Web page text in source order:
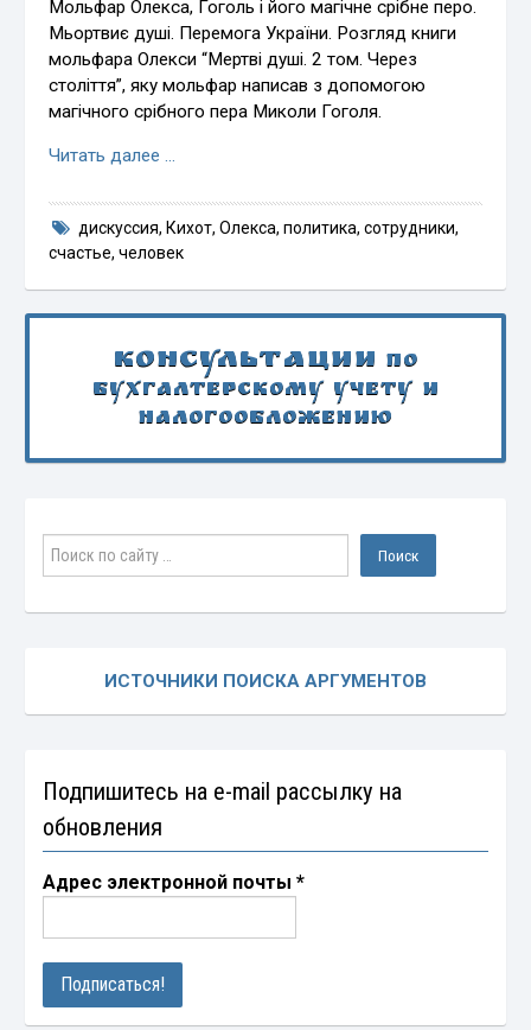
Мольфар Олекса, Гоголь і його магічне срібне перо.
Мьортвиє душі. Перемога України. Розгляд книги
мольфара Олекси “Мертві душі. 2 том. Через
століття”, яку мольфар написав з допомогою
магічного срібного пера Миколи Гоголя.
Читать далее …
дискуссия, Кихот, Олекса, политика, сотрудники,
счастье,человек
Консультации по
бухгалтерскому учету и
налогообложению
ИСТОЧНИКИ ПОИСКА АРГУМЕНТОВ
Подпишитесь на e-mail рассылку на
обновления
Адрес электронной почты*